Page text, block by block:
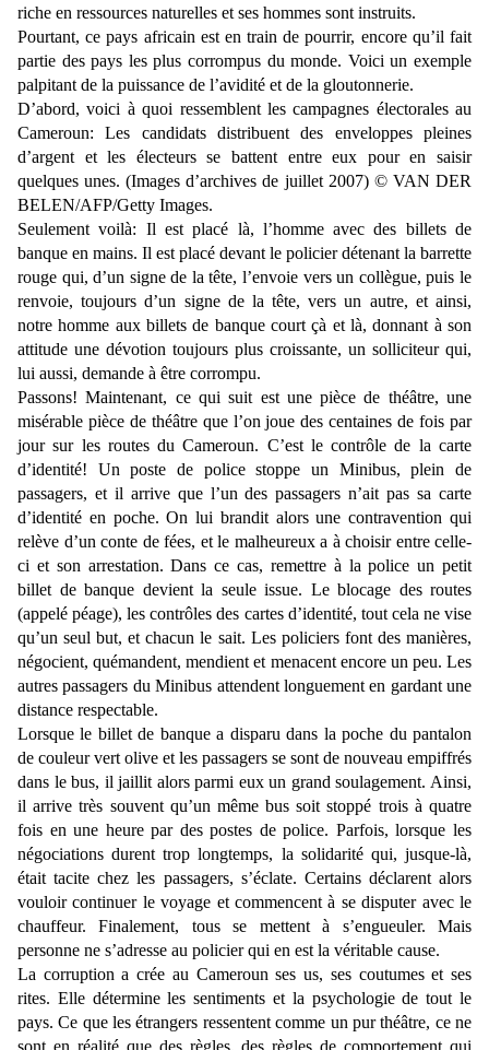
riche en ressources naturelles et ses hommes sont instruits.
Pourtant, ce pays africain est en train de pourrir, encore qu’il fait
partie des pays les plus corrompus du monde. Voici un exemple
palpitant de la puissance de l’avidité et de la gloutonnerie.
D’abord, voici à quoi ressemblent les campagnes électorales au
Cameroun: Les candidats distribuent des enveloppes pleines
d’argent et les électeurs se battent entre eux pour en saisir
quelques unes. (Images d’archives de juillet 2007) © VAN DER
BELEN/AFP/Getty Images.
Seulement voilà: Il est placé là, l’homme avec des billets de
banque en mains. Il est placé devant le policier détenant la barrette
rouge qui, d’un signe de la tête, l’envoie vers un collègue, puis le
renvoie, toujours d’un signe de la tête, vers un autre, et ainsi,
notre homme aux billets de banque court çà et là, donnant à son
attitude une dévotion toujours plus croissante, un solliciteur qui,
lui aussi, demande à être corrompu.
Passons! Maintenant, ce qui suit est une pièce de théâtre, une
misérable pièce de théâtre que l’on joue des centaines de fois par
jour sur les routes du Cameroun. C’est le contrôle de la carte
d’identité! Un poste de police stoppe un Minibus, plein de
passagers, et il arrive que l’un des passagers n’ait pas sa carte
d’identité en poche. On lui brandit alors une contravention qui
relève d’un conte de fées, et le malheureux a à choisir entre celle-
ci et son arrestation. Dans ce cas, remettre à la police un petit
billet de banque devient la seule issue. Le blocage des routes
(appelé péage), les contrôles des cartes d’identité, tout cela ne vise
qu’un seul but, et chacun le sait. Les policiers font des manières,
négocient, quémandent, mendient et menacent encore un peu. Les
autres passagers du Minibus attendent longuement en gardant une
distance respectable.
Lorsque le billet de banque a disparu dans la poche du pantalon
de couleur vert olive et les passagers se sont de nouveau empiffrés
dans le bus, il jaillit alors parmi eux un grand soulagement. Ainsi,
il arrive très souvent qu’un même bus soit stoppé trois à quatre
fois en une heure par des postes de police. Parfois, lorsque les
négociations durent trop longtemps, la solidarité qui, jusque-là,
était tacite chez les passagers, s’éclate. Certains déclarent alors
vouloir continuer le voyage et commencent à se disputer avec le
chauffeur. Finalement, tous se mettent à s’engueuler. Mais
personne ne s’adresse au policier qui en est la véritable cause.
La corruption a crée au Cameroun ses us, ses coutumes et ses
rites. Elle détermine les sentiments et la psychologie de tout le
pays. Ce que les étrangers ressentent comme un pur théâtre, ce ne